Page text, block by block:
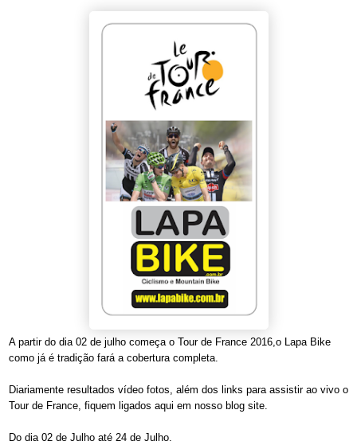
A partir do dia 02 de julho começa o Tour de France 2016,o Lapa Bike
como já é tradição fará a cobertura completa.
Diariamente resultados vídeo fotos, além dos links para assistir ao vivo o
Tour de France, fiquem ligados aqui em nosso blog site.
Do dia 02 de Julho até 24 de Julho.